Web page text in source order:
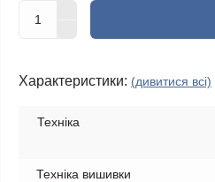
Характеристики: (дивитися всі)
Техніка
Техніка вишивки